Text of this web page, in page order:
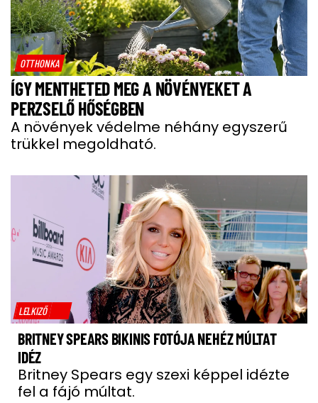
OTTHONKA
ÍGY MENTHETED MEG A NÖVÉNYEKET A
PERZSELŐ HŐSÉGBEN
A növények védelme néhány egyszerű
trükkel megoldható.
LELKIZŐ
BRITNEY SPEARS BIKINIS FOTÓJA NEHÉZ MÚLTAT
IDÉZ
Britney Spears egy szexi képpel idézte
fel a fájó múltat.